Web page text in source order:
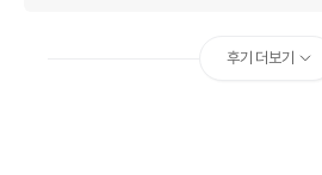
후기 더보기